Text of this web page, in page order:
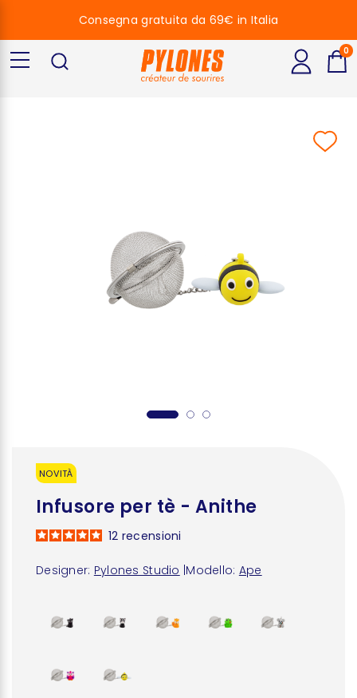
NOVITÀ
Infusore per tè - Anithe
Designer: Pylones Studio Modello: Ape
12 recensioni
Consegna gratuita da 69€ in Italia
0